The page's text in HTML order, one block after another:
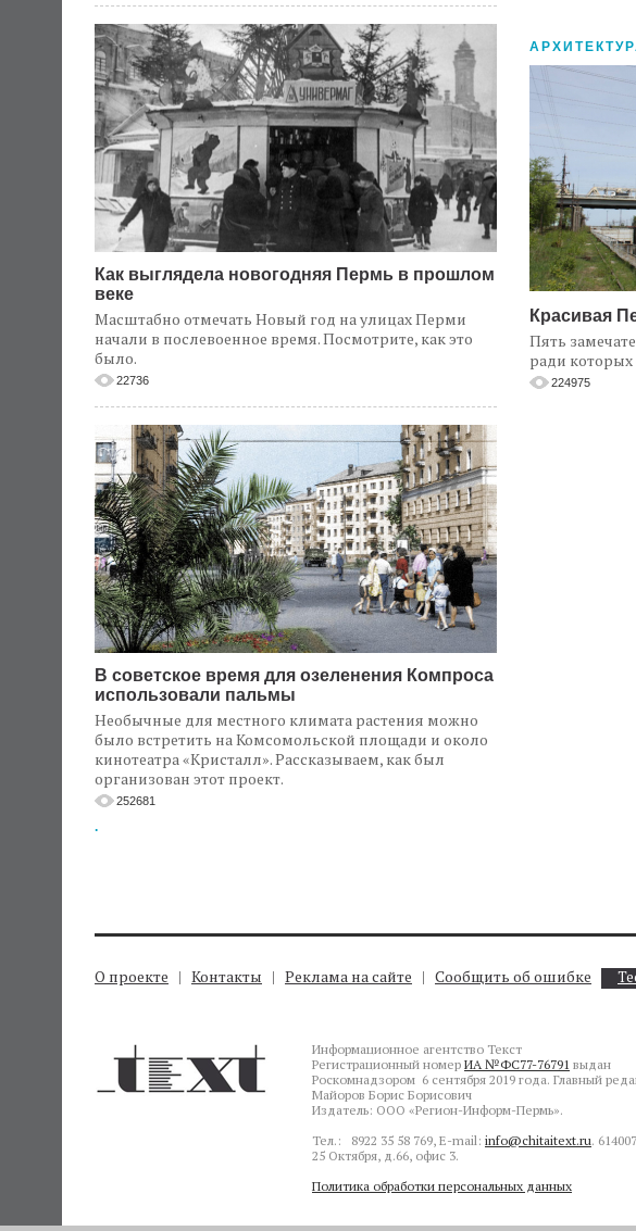
Как выглядела новогодняя Пермь в прошлом
веке
Масштабно отмечать Новый год на улицах Перми
начали в послевоенное время. Посмотрите, как это
было.
22736
В советское время для озеленения Компроса
использовали пальмы
Необычные для местного климата растения можно
было встретить на Комсомольской площади и около
кинотеатра «Кристалл». Рассказываем, как был
организован этот проект.
252681
.
Красивая
Пять
ради которых
224975
О проекте Контакты Реклама на сайте Сообщить об ошибке
Информационное агентство Текст
Регистрационный номер ИА №ФС77-76791 выдан
Роскомнадзором 6 сентября 2019 года. Главный
Майоров Борис Борисович
Издатель: ООО «Регион-Информ-Пермь».
Тел.: 8922 35 58 769, E-mail: info@chitaitext.ru.
25 Октября, д.66, офис 3.
Политика обработки персональных данных